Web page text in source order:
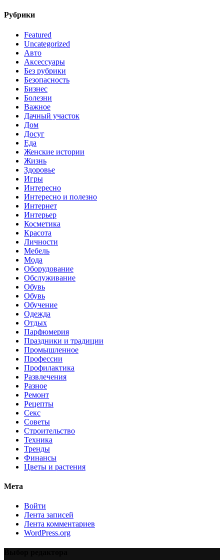
Рубрики
Featured
Uncategorized
Авто
Аксессуары
Без рубрики
Безопасность
Бизнес
Болезни
Важное
Дачный участок
Дом
Досуг
Еда
Женские истории
Жизнь
Здоровье
Игры
Интересно
Интересно и полезно
Интернет
Интерьер
Косметика
Красота
Личности
Мебель
Мода
Оборудование
Обслуживание
Обувь
Обувь
Обучение
Одежда
Отдых
Парфюмерия
Праздники и традиции
Промышленное
Профессии
Профилактика
Развлечения
Разное
Ремонт
Рецепты
Секс
Советы
Строительство
Техника
Тренды
Финансы
Цветы и растения
Мета
Войти
Лента записей
Лента комментариев
WordPress.org